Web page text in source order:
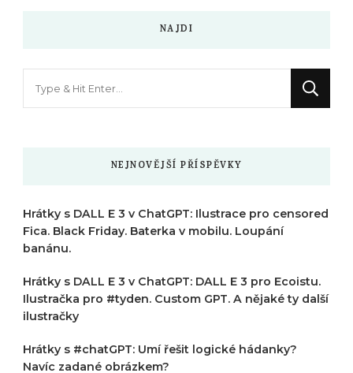
NAJDI
NEJNOVĚJŠÍ PŘÍSPĚVKY
Hrátky s DALL E 3 v ChatGPT: Ilustrace pro censored
Fica. Black Friday. Baterka v mobilu. Loupání
banánu.
Hrátky s DALL E 3 v ChatGPT: DALL E 3 pro Ecoistu.
Ilustračka pro #tyden. Custom GPT. A nějaké ty další
ilustračky
Hrátky s #chatGPT: Umí řešit logické hádanky?
Navíc zadané obrázkem?